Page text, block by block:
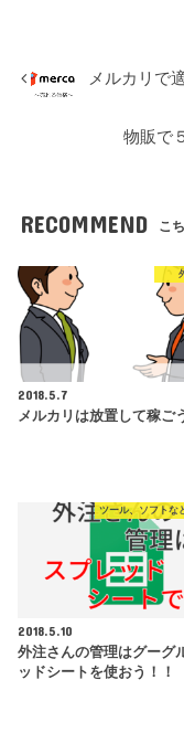
メルカリで
物販で
RECOMMEND こ
2018.5.7
メルカリは放置して稼ご
ツール、ソフトな
2018.5.10
外注さんの管理はグーグ
ッドシートを使おう！！